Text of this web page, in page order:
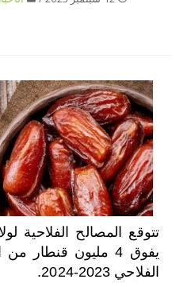
تتوقع المصالح الفلاحية
يفوق 4 مليون قنطار
الفلاحي 2023-2024.